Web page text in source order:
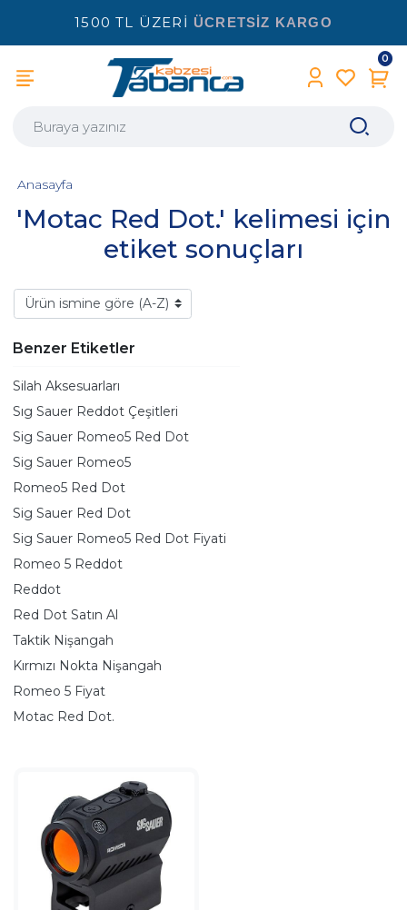
1500 TL ÜZERİ ÜCRETSİZ KARGO
0
'Motac Red Dot.' kelimesi için
etiket sonuçları
Anasayfa
Benzer Etiketler
Silah Aksesuarları
Sıg Sauer Reddot Çeşitleri
Sig Sauer Romeo5 Red Dot
Sig Sauer Romeo5
Romeo5 Red Dot
Sig Sauer Red Dot
Sig Sauer Romeo5 Red Dot Fiyati
Romeo 5 Reddot
Reddot
Red Dot Satın Al
Taktik Nişangah
Kırmızı Nokta Nişangah
Romeo 5 Fiyat
Motac Red Dot.